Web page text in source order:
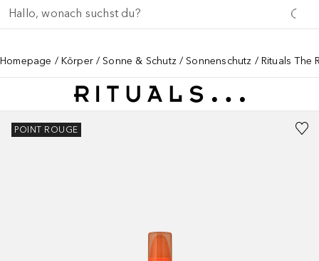
Homepage Körper Sonne & Schutz Sonnenschutz Rituals The
POINT ROUGE